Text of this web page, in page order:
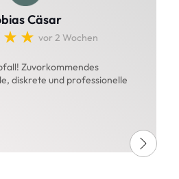
Cäsar
vor 2 Wochen
Zuvorkommendes
diskrete und professionelle